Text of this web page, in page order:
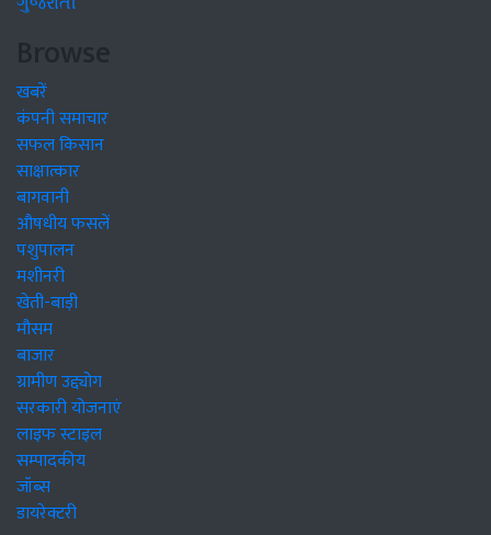
Browse
खबरें
कंपनी समाचार
सफल किसान
साक्षात्कार
बागवानी
औषधीय फसलें
पशुपालन
मशीनरी
खेती-बाड़ी
मौसम
बाजार
ग्रामीण उद्द्योग
सरकारी योजनाएं
लाइफ स्टाइल
सम्पादकीय
जॉब्स
डायरेक्टरी